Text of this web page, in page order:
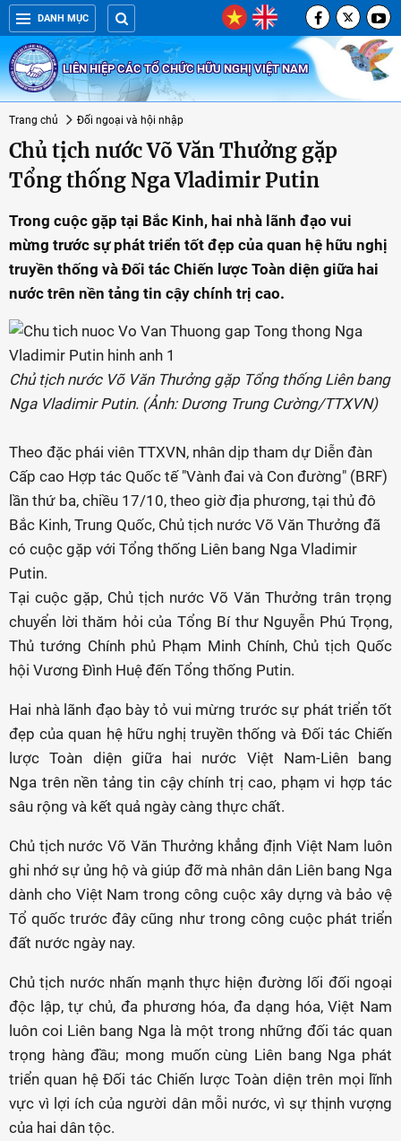
DANH MỤC
LIÊN HIỆP CÁC TỔ CHỨC HỮU NGHỊ VIỆT NAM
Trang chủ Đối ngoại và hội nhập
Chủ tịch nước Võ Văn Thưởng gặp
Tổng thống Nga Vladimir Putin
Trong cuộc gặp tại Bắc Kinh, hai nhà lãnh đạo vui
mừng trước sự phát triển tốt đẹp của quan hệ hữu nghị
truyền thống và Đối tác Chiến lược Toàn diện giữa hai
nước trên nền tảng tin cậy chính trị cao.
Chủ tịch nước Võ Văn Thưởng gặp Tổng thống Liên bang
Nga Vladimir Putin. (Ảnh: Dương Trung Cường/TTXVN)
Theo đặc phái viên TTXVN, nhân dịp tham dự Diễn đàn
Cấp cao Hợp tác Quốc tế "Vành đai và Con đường" (BRF)
lần thứ ba, chiều 17/10, theo giờ địa phương, tại thủ đô
Bắc Kinh, Trung Quốc, Chủ tịch nước Võ Văn Thưởng đã
có cuộc gặp với Tổng thống Liên bang Nga Vladimir
Putin.
Tại cuộc gặp, Chủ tịch nước Võ Văn Thưởng trân trọng
chuyển lời thăm hỏi của Tổng Bí thư Nguyễn Phú Trọng,
Thủ tướng Chính phủ Phạm Minh Chính, Chủ tịch Quốc
hội Vương Đình Huệ đến Tổng thống Putin.
Hai nhà lãnh đạo bày tỏ vui mừng trước sự phát triển tốt
đẹp của quan hệ hữu nghị truyền thống và Đối tác Chiến
lược Toàn diện giữa hai nước Việt Nam-Liên bang
Nga trên nền tảng tin cậy chính trị cao, phạm vi hợp tác
sâu rộng và kết quả ngày càng thực chất.
Chủ tịch nước Võ Văn Thưởng khẳng định Việt Nam luôn
ghi nhớ sự ủng hộ và giúp đỡ mà nhân dân Liên bang Nga
dành cho Việt Nam trong công cuộc xây dựng và bảo vệ
Tổ quốc trước đây cũng như trong công cuộc phát triển
đất nước ngày nay.
Chủ tịch nước nhấn mạnh thực hiện đường lối đối ngoại
độc lập, tự chủ, đa phương hóa, đa dạng hóa, Việt Nam
luôn coi Liên bang Nga là một trong những đối tác quan
trọng hàng đầu; mong muốn cùng Liên bang Nga phát
triển quan hệ Đối tác Chiến lược Toàn diện trên mọi lĩnh
vực vì lợi ích của người dân mỗi nước, vì sự thịnh vượng
của hai dân tộc.